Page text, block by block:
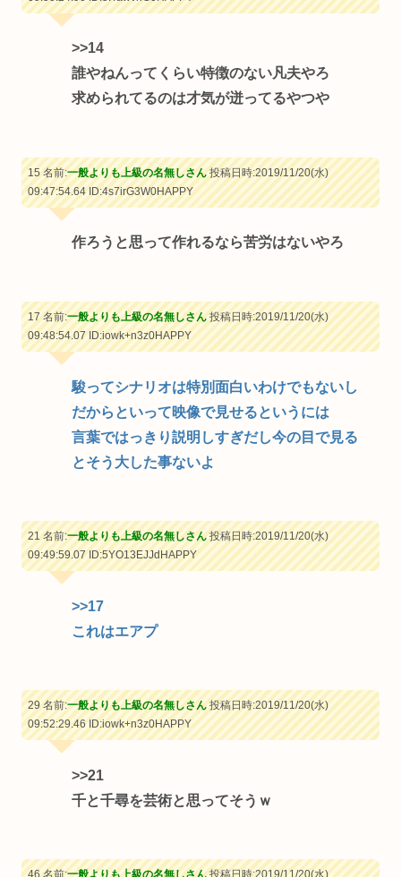
>>14
誰やねんってくらい特徴のない凡夫やろ
求められてるのは才気が迸ってるやつや
15 名前:一般よりも上級の名無しさん投稿日時:2019/11/20(水)
09:47:54.64ID:4s7irG3W0HAPPY
作ろうと思って作れるなら苦労はないやろ
17 名前:一般よりも上級の名無しさん投稿日時:2019/11/20(水)
09:48:54.07ID:iowk+n3z0HAPPY
駿ってシナリオは特別面白いわけでもないし
だからといって映像で見せるというには
言葉ではっきり説明しすぎだし今の目で見る
とそう大した事ないよ
21 名前:一般よりも上級の名無しさん投稿日時:2019/11/20(水)
09:49:59.07ID:5YO13EJJdHAPPY
>>17
これはエアプ
29 名前:一般よりも上級の名無しさん投稿日時:2019/11/20(水)
09:52:29.46ID:iowk+n3z0HAPPY
>>21
千と千尋を芸術と思ってそうｗ